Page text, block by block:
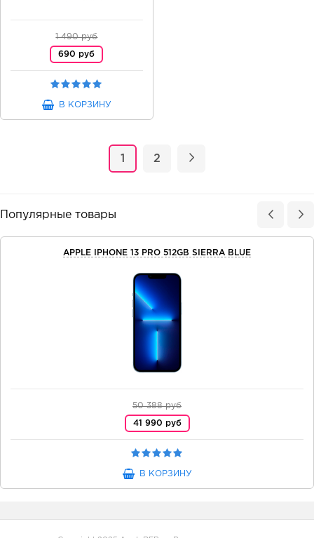
1 490 руб
690 руб
В КОРЗИНУ
1 2
Популярные товары
APPLE IPHONE 13 PRO 512GB SIERRA BLUE
50 388 руб
41 990 руб
В КОРЗИНУ